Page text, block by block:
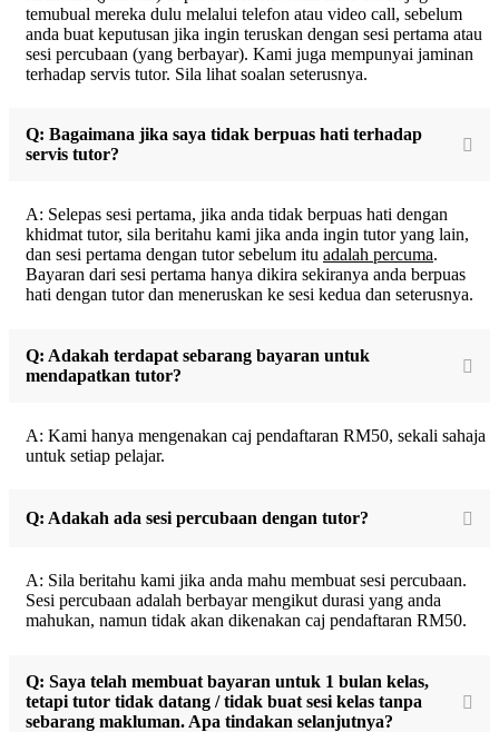
temubual mereka dulu melalui telefon atau video call, sebelum
anda buat keputusan jika ingin teruskan dengan sesi pertama atau
sesi percubaan (yang berbayar). Kami juga mempunyai jaminan
terhadap servis tutor. Sila lihat soalan seterusnya.
Q: Bagaimana jika saya tidak berpuas hati terhadap
servis tutor?
A: Selepas sesi pertama, jika anda tidak berpuas hati dengan
khidmat tutor, sila beritahu kami jika anda ingin tutor yang lain,
dan sesi pertama dengan tutor sebelum itu adalah percuma.
Bayaran dari sesi pertama hanya dikira sekiranya anda berpuas
hati dengan tutor dan meneruskan ke sesi kedua dan seterusnya.
Q: Adakah terdapat sebarang bayaran untuk
mendapatkan tutor?
A: Kami hanya mengenakan caj pendaftaran RM50, sekali sahaja
untuk setiap pelajar.
Q: Adakah ada sesi percubaan dengan tutor?
A: Sila beritahu kami jika anda mahu membuat sesi percubaan.
Sesi percubaan adalah berbayar mengikut durasi yang anda
mahukan, namun tidak akan dikenakan caj pendaftaran RM50.
Q: Saya telah membuat bayaran untuk 1 bulan kelas,
tetapi tutor tidak datang / tidak buat sesi kelas tanpa
sebarang makluman. Apa tindakan selanjutnya?